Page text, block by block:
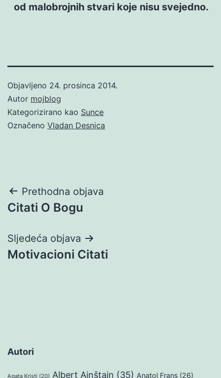
od malobrojnih stvari koje nisu svejedno.
Objavljeno 24. prosinca 2014.
Autor mojblog
Kategorizirano kao Sunce
Označeno Vladan Desnica
Navigacija
objava
Prethodna objava
Citati O Bogu
Sljedeća objava
Motivacioni Citati
Autori
Agata Kristi (20) Albert Ajnštajn (35) Anatol Frans (26)